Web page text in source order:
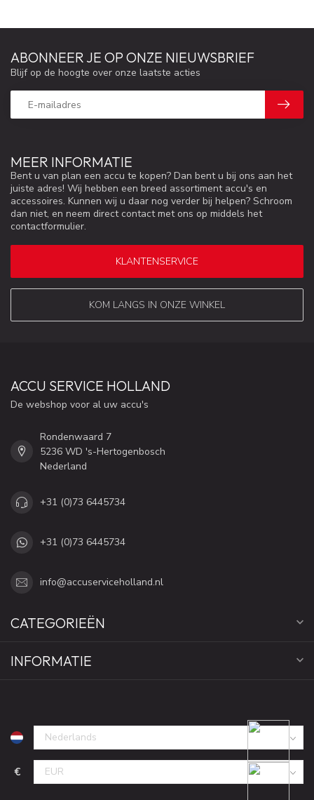
MEER INFORMATIE
Bent u van plan een accu te kopen? Dan bent u bij ons aan het
juiste adres! Wij hebben een breed assortiment accu's en
accessoires. Kunnen wij u daar nog verder bij helpen? Schroom
dan niet, en neem direct contact met ons op middels het
contactformulier.
KLANTENSERVICE
KOM LANGS IN ONZE WINKEL
ABONNEER JE OP ONZE NIEUWSBRIEF
Blijf op de hoogte over onze laatste acties
ACCU SERVICE HOLLAND
De webshop voor al uw accu's
Rondenwaard 7
5236 WD 's-Hertogenbosch
Nederland
+31 (0)73 6445734
+31 (0)73 6445734
info@accuserviceholland.nl
CATEGORIEËN
INFORMATIE
€